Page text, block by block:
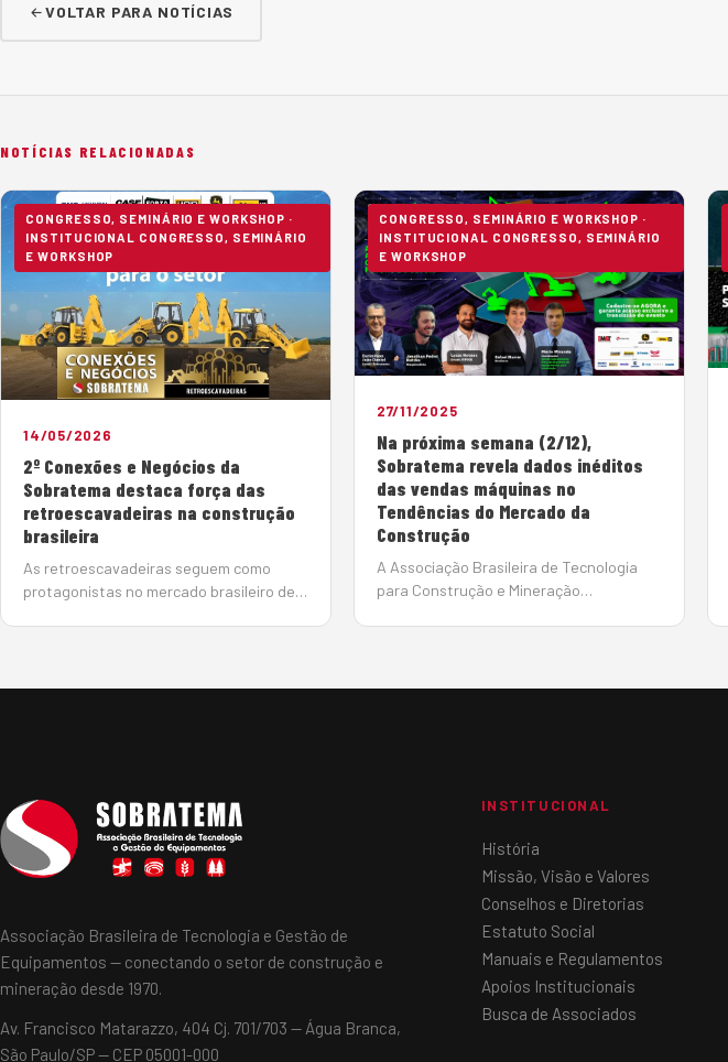
VOLTAR PARA NOTÍCIAS
NOTÍCIAS RELACIONADAS
CONGRESSO, SEMINÁRIO E WORKSHOP ·
INSTITUCIONAL CONGRESSO, SEMINÁRIO
E WORKSHOP
14/05/2026
2º Conexões e Negócios da
Sobratema destaca força das
retroescavadeiras na construção
brasileira
As retroescavadeiras seguem como
protagonistas no mercado brasileiro de
CONGRESSO, SEMINÁRIO E WORKSHOP ·
INSTITUCIONAL CONGRESSO, SEMINÁRIO
E WORKSHOP
27/11/2025
Na próxima semana (2/12),
Sobratema revela dados inéditos
das vendas máquinas no
Tendências do Mercado da
Construção
A Associação Brasileira de Tecnologia
para Construção e Mineração
Associação Brasileira de Tecnologia e Gestão de
Equipamentos — conectando o setor de construção e
mineração desde 1970.
Av. Francisco Matarazzo, 404 Cj. 701/703 — Água Branca,
São Paulo/SP — CEP 05001-000
INSTITUCIONAL
História
Missão, Visão e Valores
Conselhos e Diretorias
Estatuto Social
Manuais e Regulamentos
Apoios Institucionais
Busca de Associados